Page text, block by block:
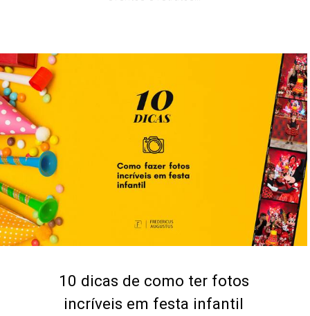
10 dicas de como ter fotos
incríveis em festa infantil